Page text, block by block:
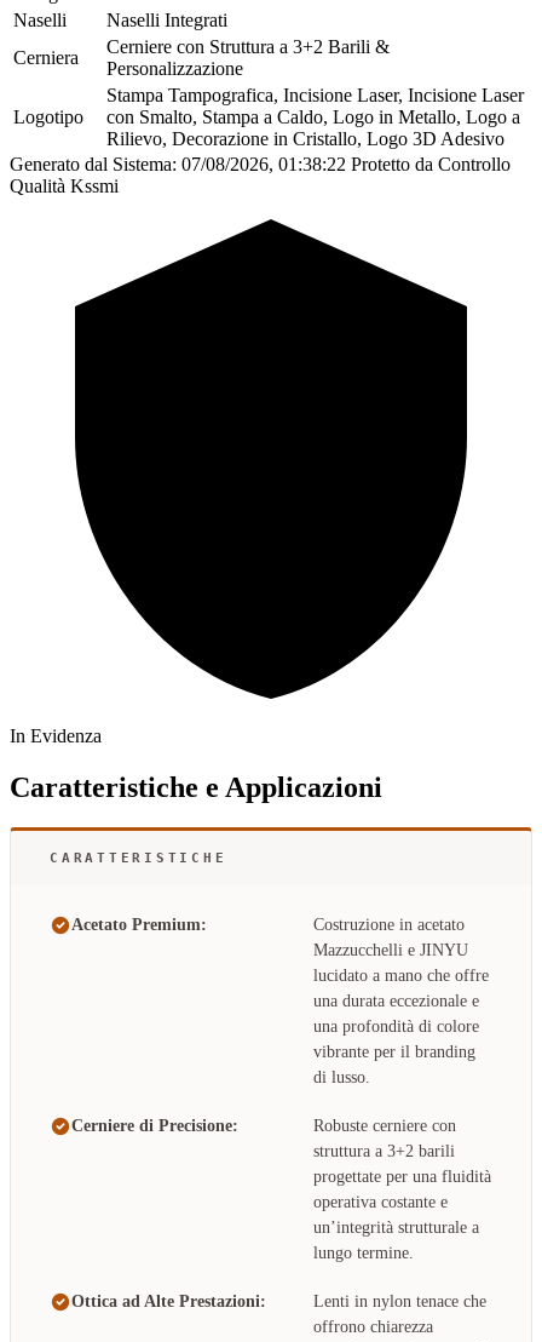
Naselli
Naselli Integrati
Cerniera
Cerniere con Struttura a 3+2 Barili &
Personalizzazione
Logotipo
Stampa Tampografica, Incisione Laser, Incisione Laser
con Smalto, Stampa a Caldo, Logo in Metallo, Logo a
Rilievo, Decorazione in Cristallo, Logo 3D Adesivo
Generato dal Sistema: 07/08/2026, 01:38:22 Protetto da Controllo
Qualità Kssmi
In Evidenza
Caratteristiche e Applicazioni
CARATTERISTICHE
Acetato Premium:
Costruzione in acetato
Mazzucchelli e JINYU
lucidato a mano che offre
una durata eccezionale e
una profondità di colore
vibrante per il branding
di lusso.
Cerniere di Precisione:
Robuste cerniere con
struttura a 3+2 barili
progettate per una fluidità
operativa costante e
un’integrità strutturale a
lungo termine.
Ottica ad Alte Prestazioni:
Lenti in nylon tenace che
offrono chiarezza